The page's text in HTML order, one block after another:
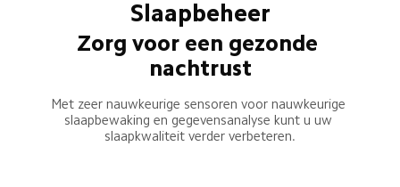
Slaapbeheer
Zorg voor een gezonde
nachtrust
Met zeer nauwkeurige sensoren voor nauwkeurige
slaapbewaking en gegevensanalyse kunt u uw
slaapkwaliteit verder verbeteren.